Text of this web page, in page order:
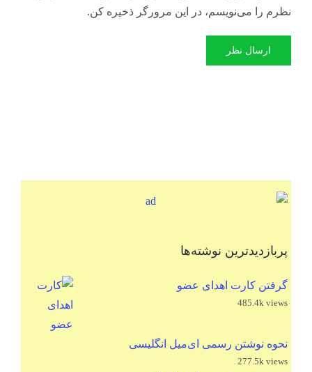
نظرم را می‌نویسم، در این مرورگر ذخیره کن.
پربازدیدترین نوشته‌ها
گرفتن کارت اهدای عضو
485.4k views
نحوه نوشتن رسمی ای‌میل انگلیسی
277.5k views